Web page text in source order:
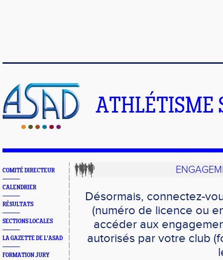
ATHLÉTISME
COMITÉ DIRECTEUR
CALENDRIER
RÉSULTATS
SECTIONS LOCALES
LA GAZETTE DE L'ASAD
FORMATION JURY
Désormais, connectez-
(numéro de licence ou
accéder aux
autorisés par votre club